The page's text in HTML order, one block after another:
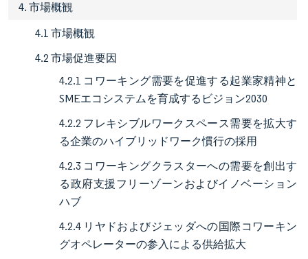
4. 市場概観
4.1 市場概観
4.2 市場促進要因
4.2.1 コワーキング需要を促進する起業家精神と
SMEエコシステムを育成するビジョン2030
4.2.2 フレキシブルワークスペース需要を拡大す
る企業のハイブリッドワーク慣行の採用
4.2.3 コワーキングクラスターへの需要を創出す
る政府支援フリーゾーンおよびイノベーション
ハブ
4.2.4 リヤドおよびジェッダへの国際コワーキン
グオペレーターの参入による供給拡大